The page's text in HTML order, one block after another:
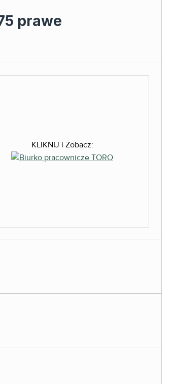
prawe
KLIKNIJ i Zobacz: